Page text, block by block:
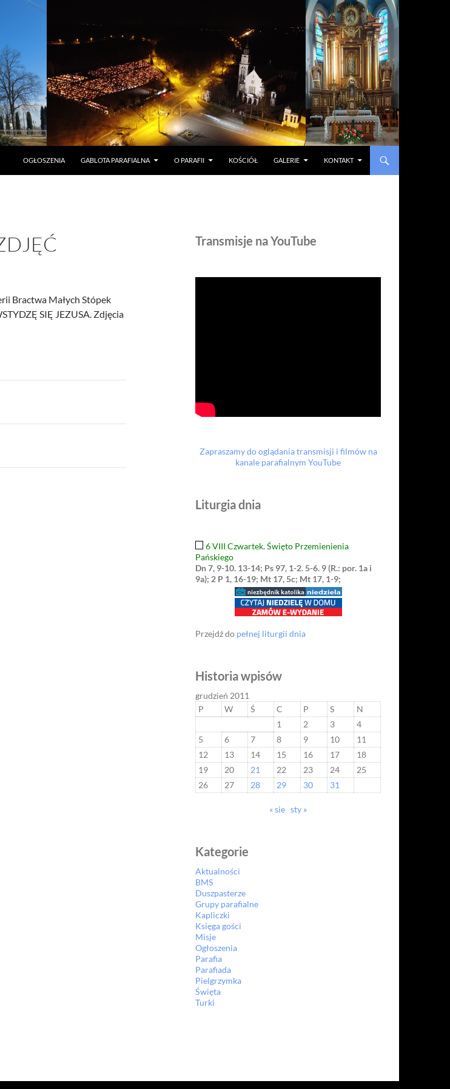
OGŁOSZENIA
GABLOTA PARAFIALNA O PARAFII KOŚCIÓŁ GALERIE KONTAKT
Bractwa Małych Stópek
SIĘ JEZUSA. Zdjęcia
Transmisje na YouTube
Zapraszamy do oglądania transmisji i filmów na
kanale parafialnym YouTube
Liturgia dnia
6 VIII Czwartek. Święto Przemienienia
Pańskiego
Dn 7, 9-10. 13-14; Ps 97, 1-2. 5-6. 9 (R.: por. 1a i
9a); 2 P 1, 16-19; Mt 17, 5c; Mt 17, 1-9;
Przejdź do pełnej liturgii dnia
Historia wpisów
grudzień 2011
P
W Ś C P S
N
1
2 3
4
5
6 7 8 9 10
11
12
13 14 15 16 17
18
19
20 21 22 23 24
25
26
27 28 29 30 31
« sie sty »
Kategorie
Aktualności
BMS
Duszpasterze
Grupy parafialne
Kapliczki
Księga gości
Misje
Ogłoszenia
Parafia
Parafiada
Pielgrzymka
Święta
Turki